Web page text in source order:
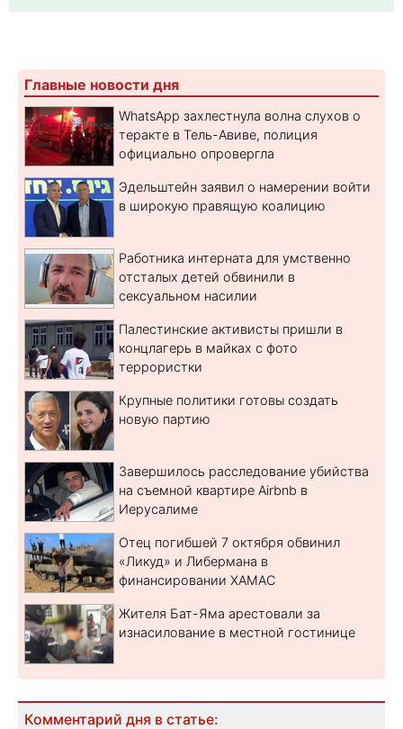
Главные новости дня
WhatsApp захлестнула волна слухов о
теракте в Тель-Авиве, полиция
официально опровергла
Эдельштейн заявил о намерении войти
в широкую правящую коалицию
Работника интерната для умственно
отсталых детей обвинили в
сексуальном насилии
Палестинские активисты пришли в
концлагерь в майках с фото
террористки
Крупные политики готовы создать
новую партию
Завершилось расследование убийства
на съемной квартире Airbnb в
Иерусалиме
Отец погибшей 7 октября обвинил
«Ликуд» и Либермана в
финансировании ХАМАС
Жителя Бат-Яма арестовали за
изнасилование в местной гостинице
Комментарий дня в статье: